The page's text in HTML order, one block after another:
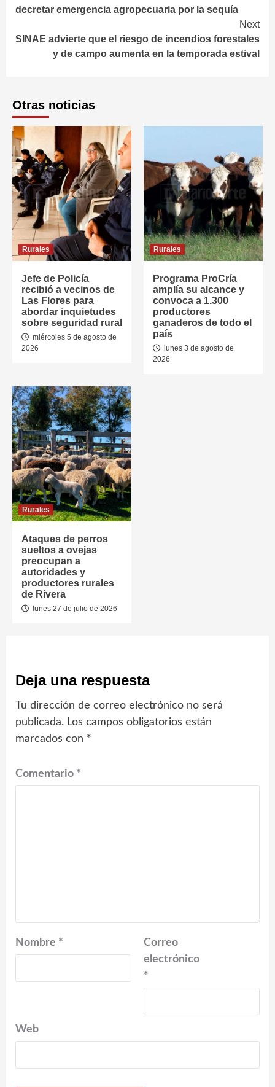
decretar emergencia agropecuaria por la sequía
Next
SINAE advierte que el riesgo de incendios forestales
y de campo aumenta en la temporada estival
Otras noticias
Rurales
Jefe de Policía
recibió a vecinos de
Las Flores para
abordar inquietudes
sobre seguridad rural
miércoles 5 de agosto de
2026
Rurales
Programa ProCría
amplía su alcance y
convoca a 1.300
productores
ganaderos de todo el
país
lunes 3 de agosto de
2026
Rurales
Ataques de perros
sueltos a ovejas
preocupan a
autoridades y
productores rurales
de Rivera
lunes 27 de julio de 2026
Deja una respuesta
Tu dirección de correo electrónico no será
publicada. Los campos obligatorios están
marcados con *
Comentario *
Nombre *
Correo
electrónico
*
Web